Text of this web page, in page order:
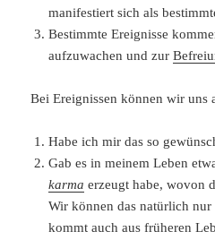
manifestiert sich als
Bestimmte Ereignisse
aufzuwachen und zur
Bei Ereignissen können wir uns
Habe ich mir das so
Gab es in meinem Leben
karma erzeugt habe, wovon
Wir können das natürlich nur
kommt auch aus früheren